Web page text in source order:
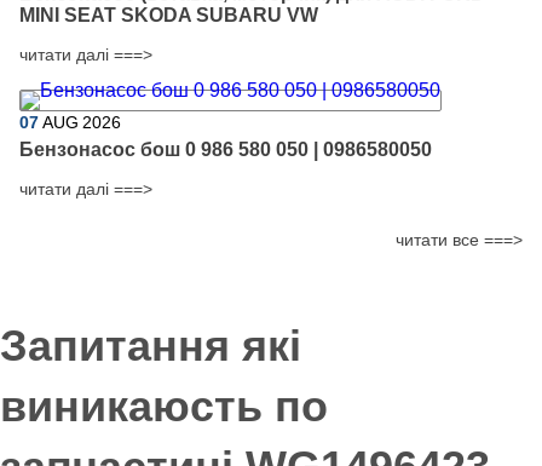
MINI SEAT SKODA SUBARU VW
читати далі ===>
07AUG 2026
Бензонасос бош 0 986 580 050 | 0986580050
читати далі ===>
читати все ===>
Запитання які
виникаюсть по